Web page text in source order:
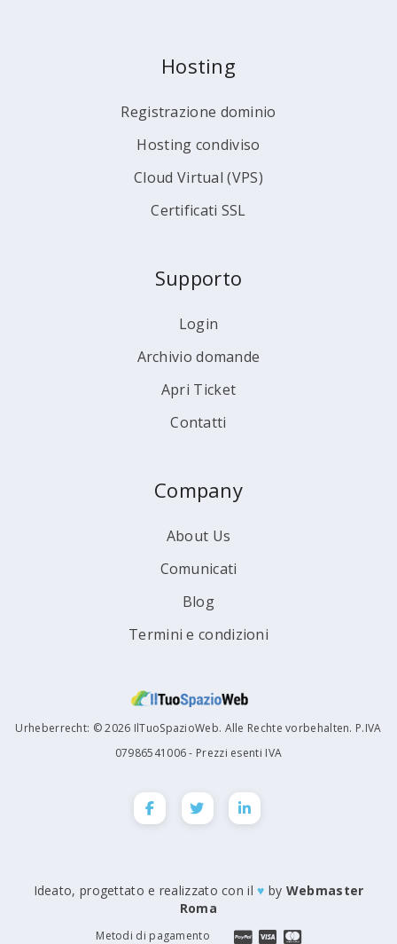
Hosting
Registrazione dominio
Hosting condiviso
Cloud Virtual (VPS)
Certificati SSL
Supporto
Login
Archivio domande
Apri Ticket
Contatti
Company
About Us
Comunicati
Blog
Termini e condizioni
Urheberrecht: © 2026 IlTuoSpazioWeb. Alle Rechte vorbehalten. P.IVA
07986541006 - Prezzi esenti IVA
Ideato, progettato e realizzato con il♥ by Webmaster
Roma
Metodi di pagamento